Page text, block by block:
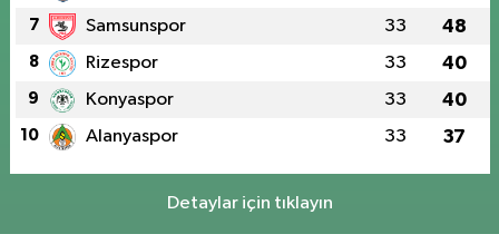
7 Samsunspor 33 48
8 Rizespor 33 40
9 Konyaspor 33 40
10 Alanyaspor 33 37
Detaylar için tıklayın